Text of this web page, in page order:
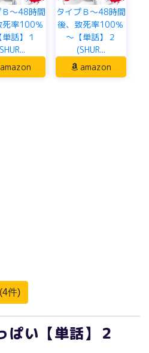
～48時間
死率100％
話】１
タイプＢ～48時間
後、致死率100％
～【単話】２
(SHUR...
amazon
件)
ぱい【単話】２